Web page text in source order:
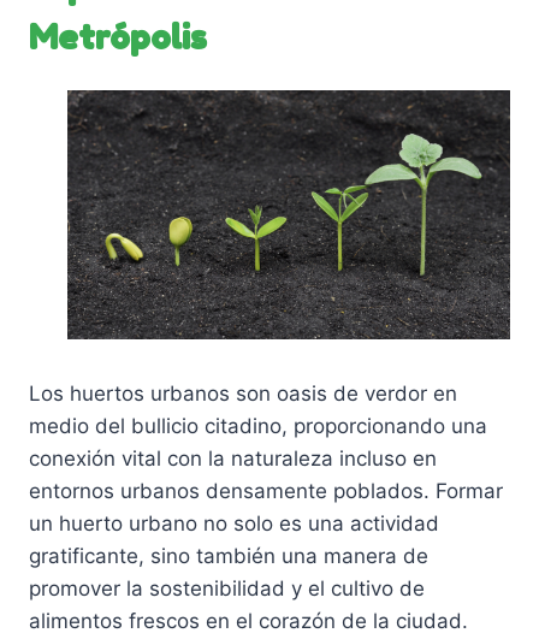
Metrópolis
Los huertos urbanos son oasis de verdor en
medio del bullicio citadino, proporcionando una
conexión vital con la naturaleza incluso en
entornos urbanos densamente poblados. Formar
un huerto urbano no solo es una actividad
gratificante, sino también una manera de
promover la sostenibilidad y el cultivo de
alimentos frescos en el corazón de la ciudad.